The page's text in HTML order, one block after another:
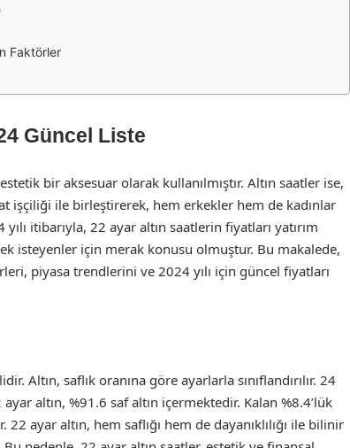
Faktörler
Güncel Liste
bir aksesuar olarak kullanılmıştır. Altın saatler ise,
işçiliği ile birleştirerek, hem erkekler hem de kadınlar
itibarıyla, 22 ayar altın saatlerin fiyatları yatırım
isteyenler için merak konusu olmuştur. Bu makalede,
piyasa trendlerini ve 2024 yılı için güncel fiyatları
Altın, saflık oranına göre ayarlarla sınıflandırılır. 24
altın, %91.6 saf altın içermektedir. Kalan %8.4’lük
ayar altın, hem saflığı hem de dayanıklılığı ile bilinir